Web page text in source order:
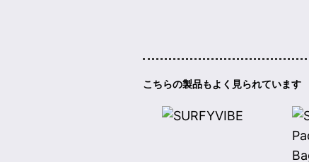
こちらの製品もよく見られています